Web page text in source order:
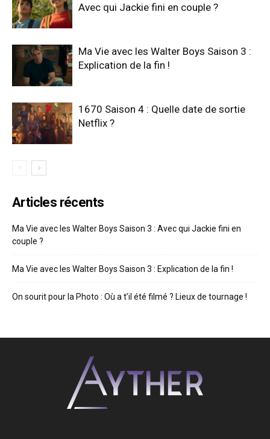
Avec qui Jackie fini en couple ?
Ma Vie avec les Walter Boys Saison 3 :
Explication de la fin !
1670 Saison 4 : Quelle date de sortie
Netflix ?
Articles récents
Ma Vie avec les Walter Boys Saison 3 : Avec qui Jackie fini en
couple ?
Ma Vie avec les Walter Boys Saison 3 : Explication de la fin !
On sourit pour la Photo : Où a t’il été filmé ? Lieux de tournage !